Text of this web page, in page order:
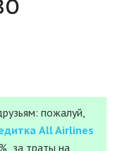
пожалуй,
All Airlines
за траты на